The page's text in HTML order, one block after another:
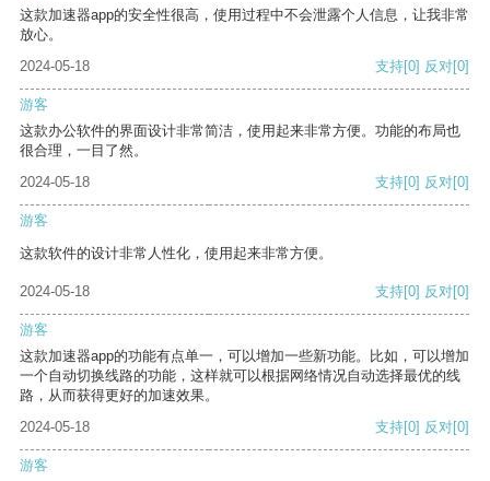
这款加速器app的安全性很高，使用过程中不会泄露个人信息，让我非常
放心。
2024-05-18
支持[0] 反对[0]
游客
这款办公软件的界面设计非常简洁，使用起来非常方便。功能的布局也
很合理，一目了然。
2024-05-18
支持[0] 反对[0]
游客
这款软件的设计非常人性化，使用起来非常方便。
2024-05-18 支持[0] 反对[0]
游客
这款加速器app的功能有点单一，可以增加一些新功能。比如，可以增加
一个自动切换线路的功能，这样就可以根据网络情况自动选择最优的线
路，从而获得更好的加速效果。
2024-05-18
支持[0] 反对[0]
游客